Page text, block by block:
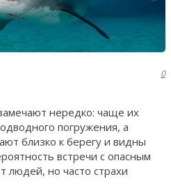
0
нередко: чаще их
погружения, а
близко к берегу и видны
встречи с опасным
людей, но часто страхи